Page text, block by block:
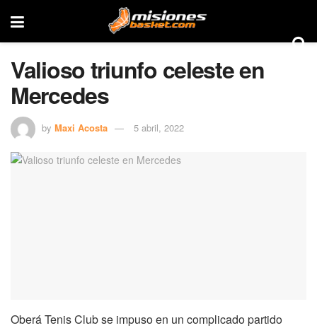
Valioso triunfo celeste en
Mercedes
by Maxi Acosta 5 abril, 2022
Oberá Tenis Club se impuso en un complicado partido